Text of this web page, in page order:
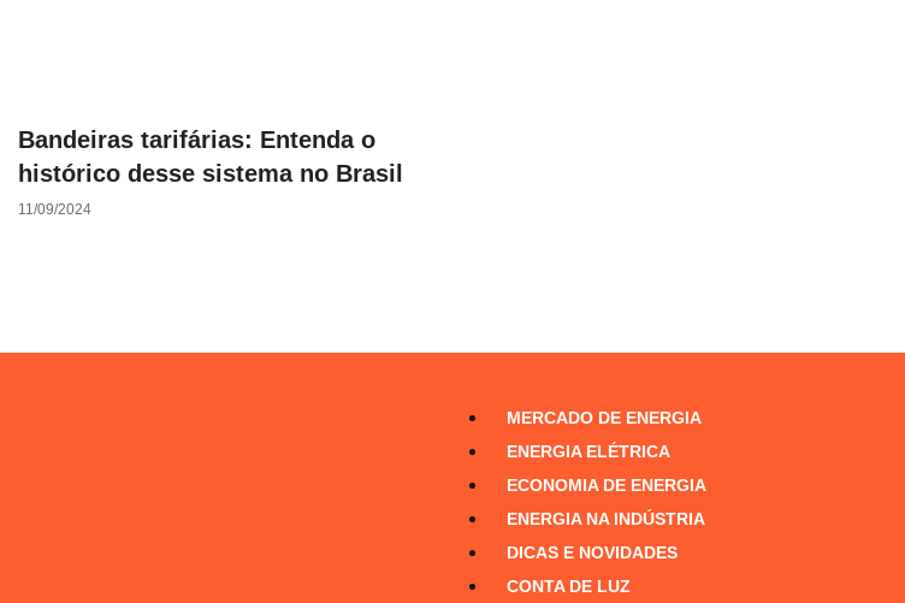
Bandeiras tarifárias: Entenda o
histórico desse sistema no Brasil
11/09/2024
MERCADO DE ENERGIA
ENERGIA ELÉTRICA
ECONOMIA DE ENERGIA
ENERGIA NA INDÚSTRIA
DICAS E NOVIDADES
CONTA DE LUZ